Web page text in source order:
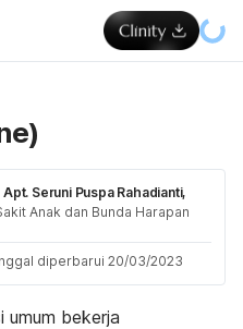
Apt. Seruni Puspa Rahadianti,
Anak dan Bunda Harapan
diperbarui 20/03/2023
umum bekerja